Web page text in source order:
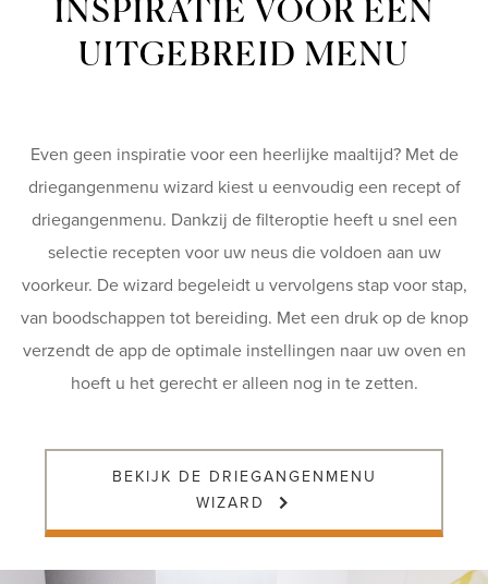
INSPIRATIE VOOR EEN
UITGEBREID MENU
Even geen inspiratie voor een heerlijke maaltijd? Met de
driegangenmenu wizard kiest u eenvoudig een recept of
driegangenmenu. Dankzij de filteroptie heeft u snel een
selectie recepten voor uw neus die voldoen aan uw
voorkeur. De wizard begeleidt u vervolgens stap voor stap,
van boodschappen tot bereiding. Met een druk op de knop
verzendt de app de optimale instellingen naar uw oven en
hoeft u het gerecht er alleen nog in te zetten.
BEKIJK DE DRIEGANGENMENU
WIZARD